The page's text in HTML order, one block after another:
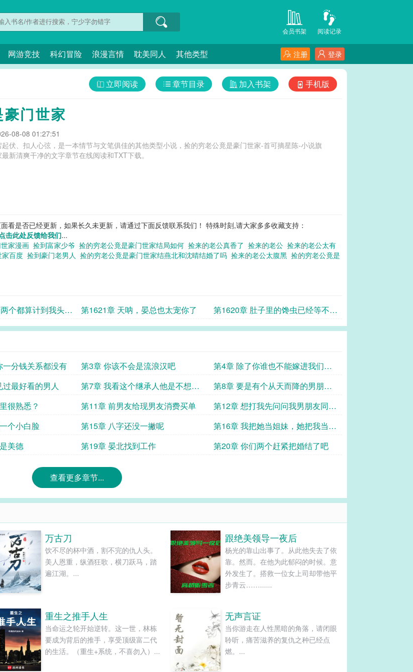
阅读记录
会员书架
网游竞技 科幻冒险 浪漫言情 耽美同人 其他类型 登录
注册
手机版
加入书架
章节目录
立即阅读
门世家
08-08 01:27:51
伏、扣人心弦，是一本情节与文笔俱佳的其他类型小说，捡的穷老公竟是豪门世家-首可摘星陈-小说旗
新清爽干净的文字章节在线阅读和TXT下载。
看是否已经更新，如果长久未更新，请通过下面反馈联系我们！ 特殊时刻,请大家多多收藏支持：
击此处反馈给我们...
家漫画 捡到富家少爷 捡的穷老公竟是豪门世家结局如何 捡来的老公真香了 捡来的老公 捡来的老公太有
百度 捡到豪门老男人 捡的穷老公竟是豪门世家结燕北和沈晴结婚了吗 捡来的老公太腹黑 捡的穷老公竟是
个都算计到我头上
第1621章 天呐，晏总也太宠你了
第1620章 肚子里的馋虫已经等不及
了
分钱关系都没有 第3章 你该不会是流浪汉吧
第4章 除了你谁也不能嫁进我们晏
家
最好看的男人
第7章 我看这个继承人他是不想当
了
第8章 要是有个从天而降的男朋友
就好了
很熟悉？ 第11章 前男友给现男友消费买单
第12章 想打我先问问我男朋友同不
同意
个小白脸 第15章 八字还没一撇呢
第16章 我把她当姐妹，她把我当傻
子
美德 第19章 晏北找到工作 第20章 你们两个赶紧把婚结了吧
查看更多章节...
万古刀
饮不尽的杯中酒，割不完的仇人头。
美人恩重，纵酒狂歌，横刀跃马，踏
遍江湖。...
跟绝美领导一夜后
杨光的靠山出事了。从此他失去了依
靠。然而。在他为此郁闷的时候。意
外发生了。搭救一位女上司却带他平
步青云……......
重生之推手人生
当命运之轮开始逆转。这一世，林栋
要成为背后的推手，享受顶级富二代
的生活。（重生+系统，不喜勿入）...
无声言证
当你游走在人性黑暗的角落，请闭眼
聆听，痛苦滋养的复仇之种已经点
燃。...